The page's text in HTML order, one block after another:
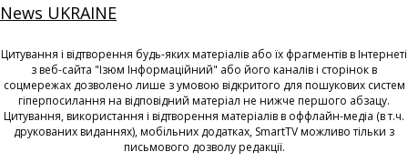
News UKRAINE
Цитування і відтворення будь-яких матеріалів або їх фрагментів в Інтернеті
з веб-сайта "Ізюм Інформаційний" або його каналів і сторінок в
соцмережах дозволено лише з умовою відкритого для пошукових систем
гіперпосилання на відповідний матеріал не нижче першого абзацу.
Цитування, використання і відтворення матеріалів в оффлайн-медіа (в т.ч.
друкованих виданнях), мобільних додатках, SmartTV можливо тільки з
письмового дозволу редакції.